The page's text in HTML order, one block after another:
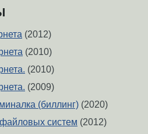
(2012)
(2010)
(2010)
(2009)
(биллинг) (2020)
систем (2012)